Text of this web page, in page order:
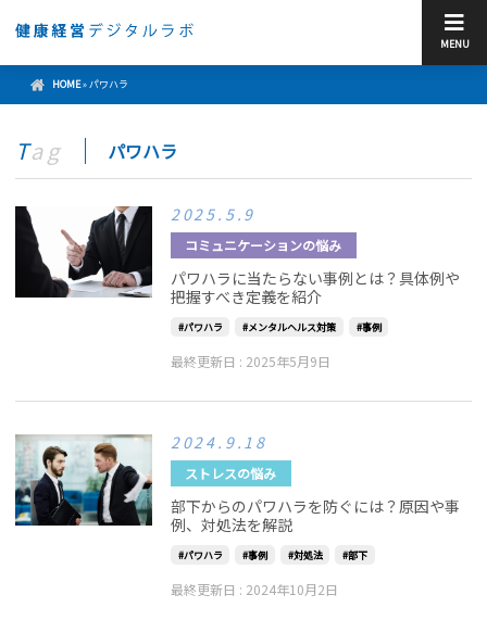
MENU
HOME»パワハラ
Tag パワハラ
2025.5.9
コミュニケーションの悩み
パワハラに当たらない事例とは？具体例や
把握すべき定義を紹介
パワハラ メンタルヘルス対策 事例
最終更新日 : 2025年5月9日
2024.9.18
ストレスの悩み
部下からのパワハラを防ぐには？原因や事
例、対処法を解説
パワハラ 事例 対処法 部下
最終更新日 : 2024年10月2日